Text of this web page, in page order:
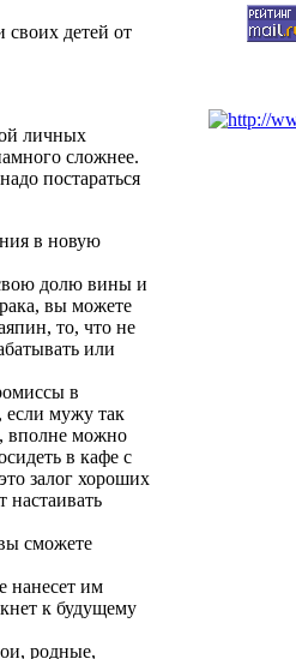
своих детей от
личных
сложнее.
надо постараться
в новую
долю вины и
, вы можете
, то, что не
или
в
если мужу так
вполне можно
в кафе с
залог хороших
настаивать
сможете
нанесет им
к будущему
, родные,